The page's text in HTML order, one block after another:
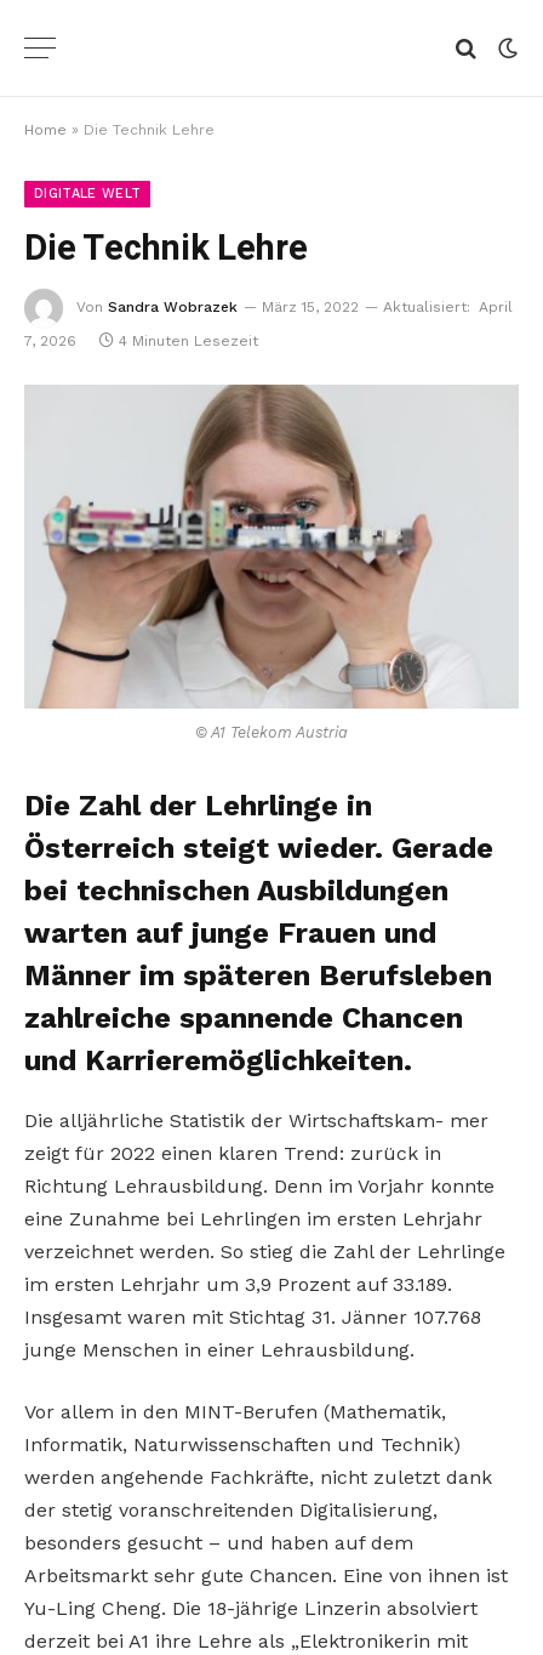
Home » Die Technik Lehre
DIGITALE WELT
Die Technik Lehre
Von Sandra Wobrazek März 15, 2022 Aktualisiert: April
7, 2026
4 Minuten Lesezeit
© A1 Telekom Austria
Die Zahl der Lehrlinge in
Österreich steigt wieder. Gerade
bei technischen Ausbildungen
warten auf junge Frauen und
Männer im späteren Berufsleben
zahlreiche spannende Chancen
und Karrieremöglichkeiten.
Die alljährliche Statistik der Wirtschaftskam- mer
zeigt für 2022 einen klaren Trend: zurück in
Richtung Lehrausbildung. Denn im Vorjahr konnte
eine Zunahme bei Lehrlingen im ersten Lehrjahr
verzeichnet werden. So stieg die Zahl der Lehrlinge
im ersten Lehrjahr um 3,9 Prozent auf 33.189.
Insgesamt waren mit Stichtag 31. Jänner 107.768
junge Menschen in einer Lehrausbildung.
Vor allem in den MINT-Berufen (Mathematik,
Informatik, Naturwissenschaften und Technik)
werden angehende Fachkräfte, nicht zuletzt dank
der stetig voranschreitenden Digitalisierung,
besonders gesucht – und haben auf dem
Arbeitsmarkt sehr gute Chancen. Eine von ihnen ist
Yu-Ling Cheng. Die 18-jährige Linzerin absolviert
derzeit bei A1 ihre Lehre als „Elektronikerin mit